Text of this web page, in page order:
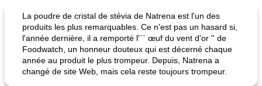
La poudre de cristal de stévia de Natrena est l'un des
produits les plus remarquables. Ce n'est pas un hasard si,
l'année dernière, il a remporté l'`` œuf du vent d'or '' de
Foodwatch, un honneur douteux qui est décerné chaque
année au produit le plus trompeur. Depuis, Natrena a
changé de site Web, mais cela reste toujours trompeur.